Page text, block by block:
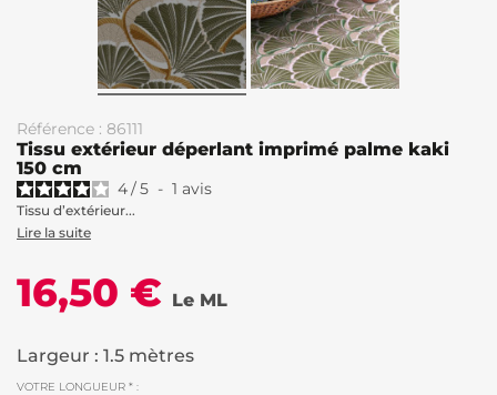
Référence : 86111
Tissu extérieur déperlant imprimé palme kaki
150 cm
4/5 - 1 avis
Tissu d’extérieur...
Lire la suite
16,50 € Le ML
Largeur : 1.5 mètres
VOTRE LONGUEUR * :